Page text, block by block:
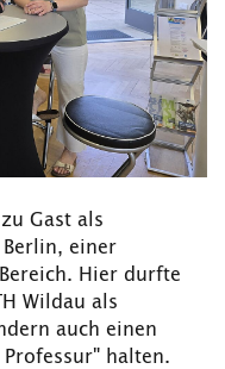
Gast als
Berlin, einer
Hier durfte
Wildau als
auch einen
halten.